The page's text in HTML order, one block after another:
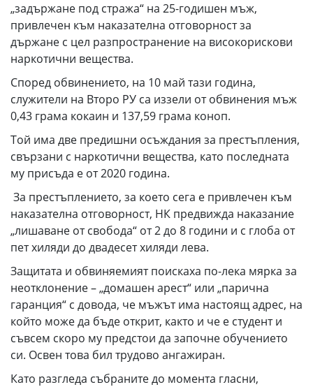
„задържане под стража“ на 25-годишeн мъж,
привлечен към наказателна отговорност за
държане с цел разпространение на високорискови
наркотични вещества.
Според обвинението, на 10 май тази година,
служители на Второ РУ са иззели от обвинения мъж
0,43 грама кокаин и 137,59 грама коноп.
Той има две предишни осъждания за престъпления,
свързани с наркотични вещества, като последната
му присъда е от 2020 година.
За престъплението, за което сега е привлечен към
наказателна отговорност, НК предвижда наказание
„лишаване от свобода“ от 2 до 8 години и с глоба от
пет хиляди до двадесет хиляди лева.
Защитата и обвиняемият поискаха по-лека мярка за
неотклонение – „домашен арест“ или „парична
гаранция“ с довода, че мъжът има настоящ адрес, на
който може да бъде открит, както и че е студент и
съвсем скоро му предстои да започне обучението
си. Освен това бил трудово ангажиран.
Като разгледа събраните до момента гласни,